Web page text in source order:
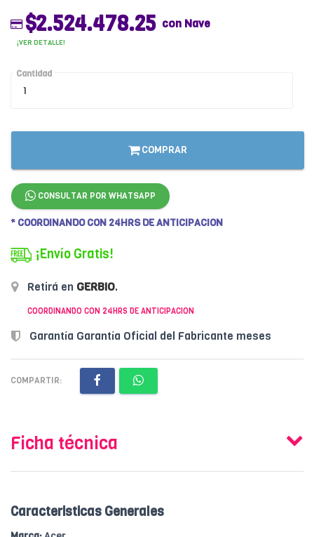
$2.524.478.25 con Nave
¡VER DETALLE!
Cantidad
COMPRAR
CONSULTAR POR WHATSAPP
* COORDINANDO CON 24HRS DE ANTICIPACION
¡Envío Gratis!
Retirá en GERBIO.
COORDINANDO CON 24HRS DE ANTICIPACION
Garantía Garantía Oficial del Fabricante meses
COMPARTIR:
Ficha técnica
Caracteristicas Generales